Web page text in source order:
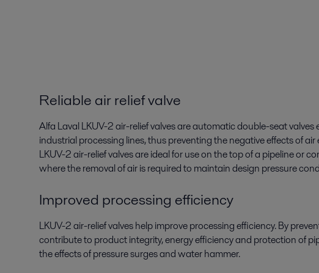
Reliable air relief valve
Alfa Laval LKUV-2 air-relief valves are automatic double-seat valves
industrial processing lines, thus preventing the negative effects of
LKUV-2 air-relief valves are ideal for use on the top of a pipeline or
where the removal of air is required to maintain design pressure
Improved processing efficiency
LKUV-2 air-relief valves help improve processing efficiency. By
contribute to product integrity, energy efficiency and protection of
the effects of pressure surges and water hammer.